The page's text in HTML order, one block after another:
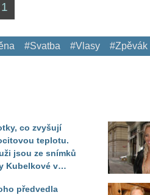
1
#Svatba #Vlasy #Zpěvák
co zvyšují
teplotu.
jsou ze snímků
Kubelkové v
předvedla